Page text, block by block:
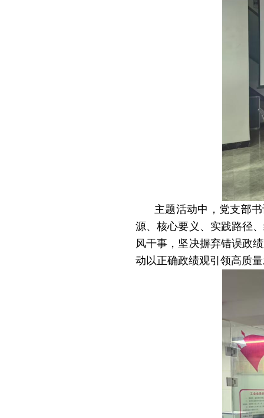
主题活动中，党支部
源、核心要义、实践路径
风干事，坚决摒弃错误政
动以正确政绩观引领高质